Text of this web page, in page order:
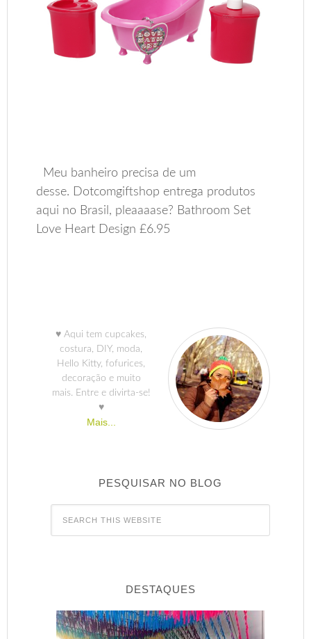
Meu banheiro precisa de um
desse. Dotcomgiftshop entrega produtos
aqui no Brasil, pleaaaase? Bathroom Set
Love Heart Design £6.95
♥ Aqui tem cupcakes,
costura, DIY, moda,
Hello Kitty, fofurices,
decoração e muito
mais. Entre e divirta-se!
♥
Mais...
PESQUISAR NO BLOG
DESTAQUES